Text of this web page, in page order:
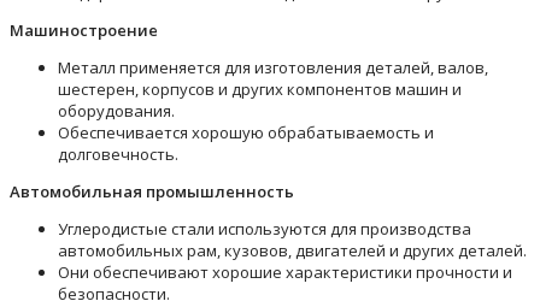
Машиностроение
Металл применяется для изготовления деталей, валов,
шестерен, корпусов и других компонентов машин и
оборудования.
Обеспечивается хорошую обрабатываемость и
долговечность.
Автомобильная промышленность
Углеродистые стали используются для производства
автомобильных рам, кузовов, двигателей и других деталей.
Они обеспечивают хорошие характеристики прочности и
безопасности.